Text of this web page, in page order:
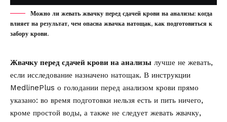
Можно ли жевать жвачку перед сдачей крови на анализы: когда
влияет на результат, чем опасна жвачка натощак, как подготовиться к
забору крови.
Жвачку перед сдачей крови на анализы лучше не жевать,
если исследование назначено натощак. В инструкции
MedlinePlus о голодании перед анализом крови прямо
указано: во время подготовки нельзя есть и пить ничего,
кроме простой воды, а также не следует жевать жвачку,